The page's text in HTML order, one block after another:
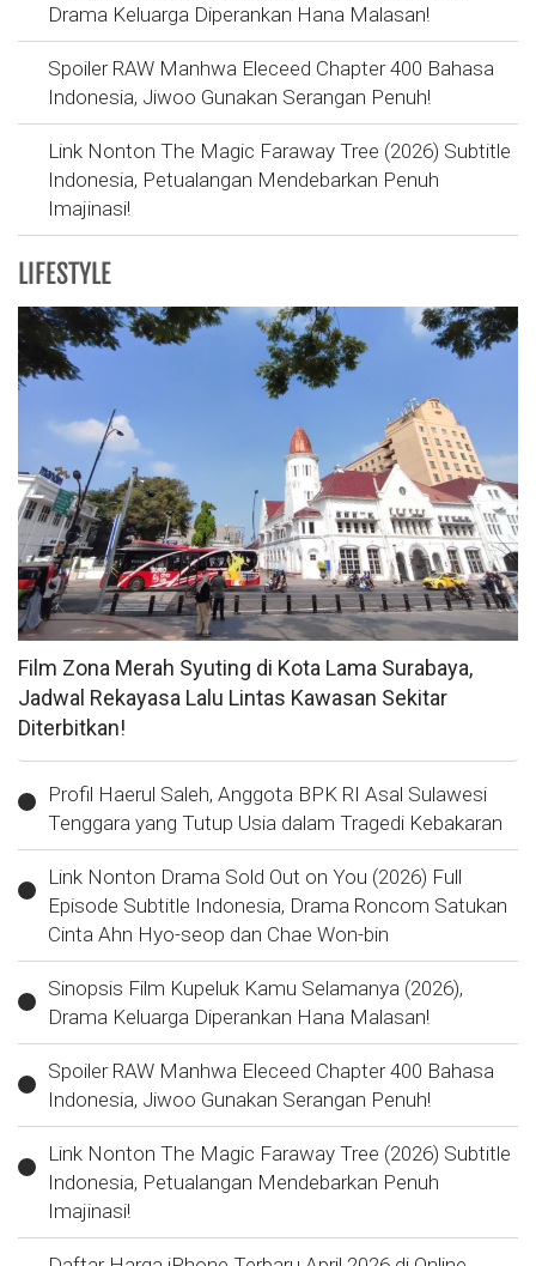
Drama Keluarga Diperankan Hana Malasan!
Spoiler RAW Manhwa Eleceed Chapter 400 Bahasa
Indonesia, Jiwoo Gunakan Serangan Penuh!
Link Nonton The Magic Faraway Tree (2026) Subtitle
Indonesia, Petualangan Mendebarkan Penuh
Imajinasi!
LIFESTYLE
Film Zona Merah Syuting di Kota Lama Surabaya,
Jadwal Rekayasa Lalu Lintas Kawasan Sekitar
Diterbitkan!
Profil Haerul Saleh, Anggota BPK RI Asal Sulawesi
Tenggara yang Tutup Usia dalam Tragedi Kebakaran
Link Nonton Drama Sold Out on You (2026) Full
Episode Subtitle Indonesia, Drama Roncom Satukan
Cinta Ahn Hyo-seop dan Chae Won-bin
Sinopsis Film Kupeluk Kamu Selamanya (2026),
Drama Keluarga Diperankan Hana Malasan!
Spoiler RAW Manhwa Eleceed Chapter 400 Bahasa
Indonesia, Jiwoo Gunakan Serangan Penuh!
Link Nonton The Magic Faraway Tree (2026) Subtitle
Indonesia, Petualangan Mendebarkan Penuh
Imajinasi!